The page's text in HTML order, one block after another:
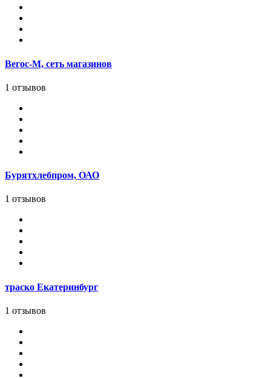
Вегос-М, сеть магазинов
1 отзывов
Бурятхлебпром, ОАО
1 отзывов
траско Екатеринбург
1 отзывов